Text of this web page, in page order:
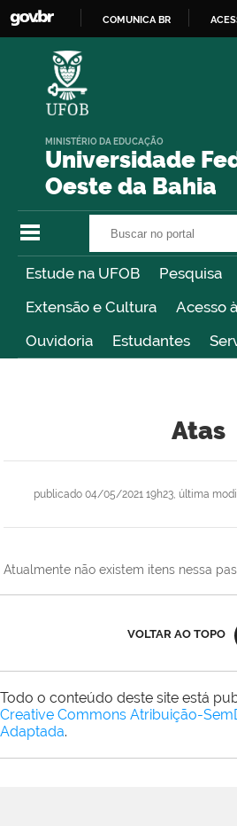
COMUNICA BR
Universidade
Oeste da Bahia
MINISTÉRIO DA EDUCAÇÃO
Estude na UFOB
Pesquisa
Extensão e Cultura
Acesso
Ouvidoria
Estudantes
Atas
publicado 04/05/2021 19h23, última
Atualmente não existem itens nessa
VOLTAR AO TOPO
Todo o conteúdo deste site está
Creative Commons Atribuição-
Adaptada.